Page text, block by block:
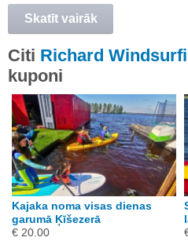
Skatīt vairāk
Citi Richard
kuponi
Kajaka noma visas dienas
garumā Ķīšezerā
€ 20.00